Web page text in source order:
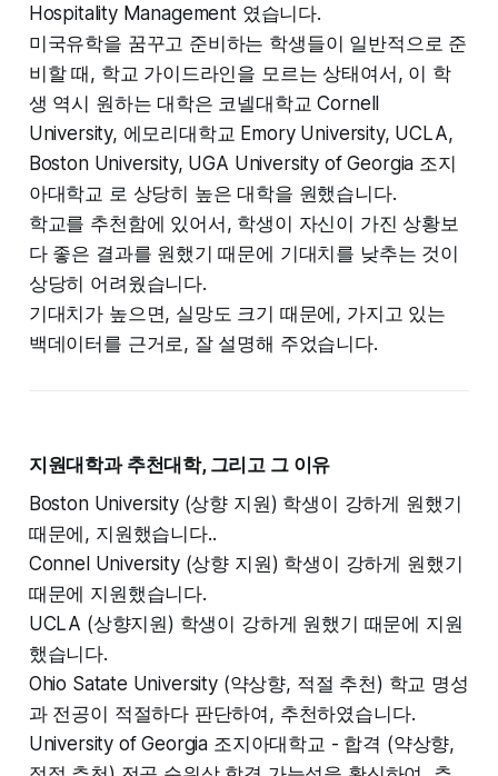
Hospitality Management 였습니다.
미국유학을 꿈꾸고 준비하는 학생들이 일반적으로 준
비할 때, 학교 가이드라인을 모르는 상태여서, 이 학
생 역시 원하는 대학은 코넬대학교 Cornell
University, 에모리대학교 Emory University, UCLA,
Boston University, UGA University of Georgia 조지
아대학교 로 상당히 높은 대학을 원했습니다.
학교를 추천함에 있어서, 학생이 자신이 가진 상황보
다 좋은 결과를 원했기 때문에 기대치를 낮추는 것이
상당히 어려웠습니다.
기대치가 높으면, 실망도 크기 때문에, 가지고 있는
백데이터를 근거로, 잘 설명해 주었습니다.
지원대학과 추천대학, 그리고 그 이유
Boston University (상향 지원) 학생이 강하게 원했기
때문에, 지원했습니다..
Connel University (상향 지원) 학생이 강하게 원했기
때문에 지원했습니다.
UCLA (상향지원) 학생이 강하게 원했기 때문에 지원
했습니다.
Ohio Satate University (약상향, 적절 추천) 학교 명성
과 전공이 적절하다 판단하여, 추천하였습니다.
University of Georgia 조지아대학교 - 합격 (약상향,